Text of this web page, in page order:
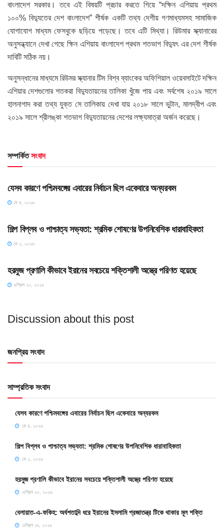
বাংলাদেশ সরকার। তবে এই বিষয়টি প্রচার করতে গিয়ে “দক্ষিন এশিয়ায় প্রথম
১০০% বিদ্যুতের দেশ বাংলাদেশ” শীর্ষক একটি তথ্য দেশীয় গণমাধ্যমসহ সামাজিক
যোগাযোগ মাধ্যম ফেসবুকে ছড়িয়ে পড়েছে। তবে এটি মিথ্যা। রিউমার স্ক্যানারের
অনুসন্ধ্যানে দেখা গেছে ক্ষিন এশিয়ায় বাংলাদেশ প্রথম শতভাগ বিদ্যুৎ এর দেশ শীর্ষক
দাবিটি সঠিক নয়।
অনুসন্ধানের মাধ্যমে রিউমর স্ক্যানার টিম বিশ্ব ব্যাংকের অফিশিয়াল ওয়েবসাইটে দক্ষিন
এশিয়ার দেশগুলোর শতকরা বিদ্যুতায়নের তালিকা খুঁজে পায় এবং সর্বশেষ ২০১৯ সালে
হালনাগাদ করা তথ্য যুক্ত সে তালিকায় দেখা যায় ২০১৮ সালে ভুটান, মালদ্বীপ এবং
২০১৯ সালে শ্রীলঙ্কা শতভাগ বিদ্যুতায়নের দেশের লক্ষ্যমাত্রা অর্জন করেছে।
সম্পর্কিতসংবাদ
HOME POST
যেসব কারণে পশ্চিমবঙ্গের এবারের নির্বাচন ছিল একেবারে অন্যরকম
মে ৪, ২০২৬
শিল্প বিপ্লব ও পাশ্চাত্য সভ্যতা: শ্রমিক শোষণের উপনিবেশিক ধারাবাহিকতা
মে ২, ২০২৬
হরমুজ প্রণালি কীভাবে ইরানের সবচেয়ে শক্তিশালী অস্ত্রে পরিণত হয়েছে
এপ্রিল ২০, ২০২৬
Discussion about this post
জনপ্রিয় সংবাদ
সাম্প্রতিক সংবাদ
যেসব কারণে পশ্চিমবঙ্গের এবারের নির্বাচন ছিল একেবারে অন্যরকম
মে ৪, ২০২৬
শিল্প বিপ্লব ও পাশ্চাত্য সভ্যতা: শ্রমিক শোষণের উপনিবেশিক ধারাবাহিকতা
মে ২, ২০২৬
হরমুজ প্রণালি কীভাবে ইরানের সবচেয়ে শক্তিশালী অস্ত্রে পরিণত হয়েছে
এপ্রিল ২০, ২০২৬
বেলায়াত-এ-ফকিহ: অর্ধশতাব্দি ধরে ইরানের ইসলামি প্রজাতন্ত্র টিকে থাকার মূল শক্তি
এপ্রিল ১৯, ২০২৬